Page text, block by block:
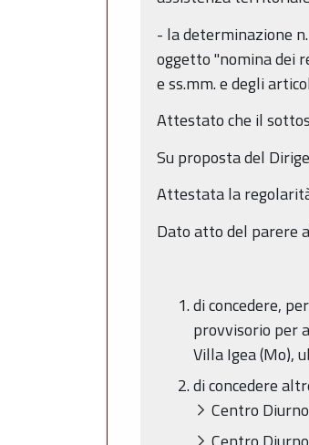
- la determinazione
oggetto "nomina dei
e ss.mm. e degli
Attestato che il
Su proposta del
Attestata la
Dato atto del parere
di concedere,
provvisorio per
Villa Igea (Mo),
di concedere
Centro